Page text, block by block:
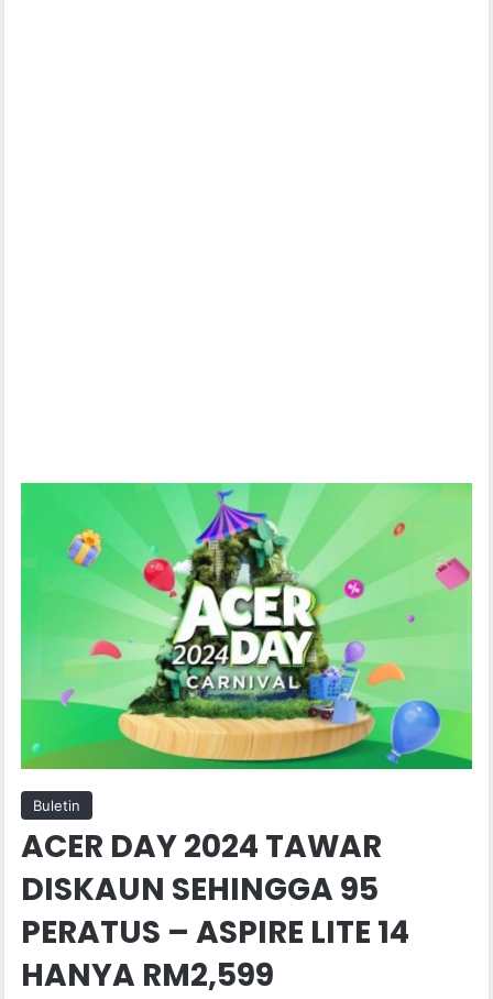
Buletin
ACER DAY 2024 TAWAR
DISKAUN SEHINGGA 95
PERATUS – ASPIRE LITE 14
HANYA RM2,599